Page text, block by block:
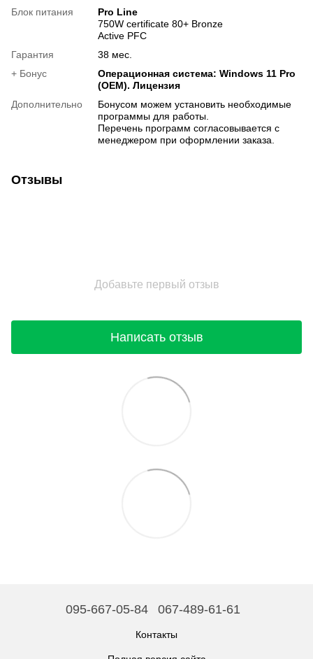
Блок питания
Pro Line
750W certificate 80+ Bronze
Active PFC
Гарантия
38 мес.
+ Бонус
Операционная система: Windows 11 Pro
(OEM). Лицензия
Дополнительно
Бонусом можем установить необходимые
программы для работы.
Перечень программ согласовывается с
менеджером при оформлении заказа.
Отзывы
Добавьте первый отзыв
Написать отзыв
095-667-05-84 067-489-61-61
Контакты